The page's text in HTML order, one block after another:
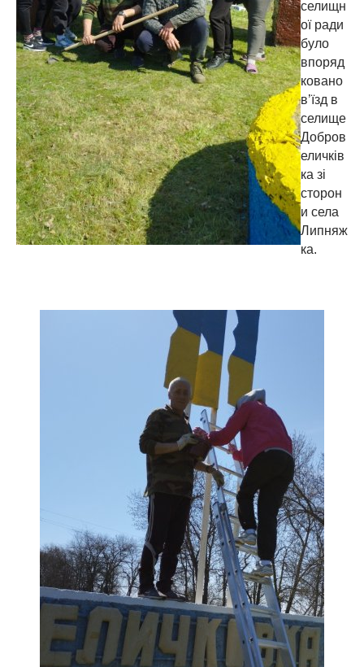
селищн
ої ради
було
впоряд
ковано
в’їзд в
селище
Добров
еличків
ка зі
сторон
и села
Липняж
ка.